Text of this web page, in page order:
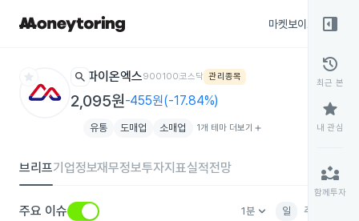
마켓보이스
star search 파이온엑스900100코스닥 관리종목
2,095원-455원(-17.84%)
유통 도매업 소매업 1개 테마 더보기 add
브리프기업정보재무정보투자지표실적전망
주요 이슈 1분keyboard_arrow_down 일 주
right_panel_open
history
최근 본
star
내 관심
partner_exchange
함께투자